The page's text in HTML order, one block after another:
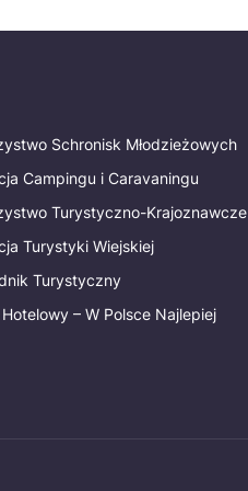
Schronisk Młodzieżowych
Campingu i Caravaningu
Turystyczno-Krajoznawcze
Turystyki Wiejskiej
Turystyczny
– W Polsce Najlepiej